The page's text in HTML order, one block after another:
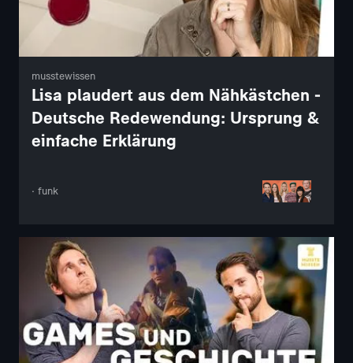
musstewissen
Lisa plaudert aus dem Nähkästchen -
Deutsche Redewendung: Ursprung &
einfache Erklärung
· funk